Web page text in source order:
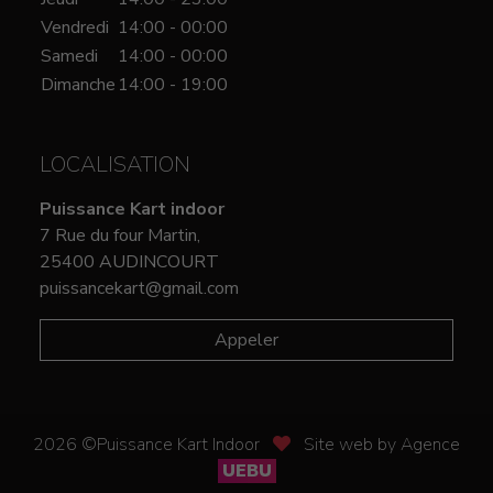
Vendredi 14:00 - 00:00
Samedi
14:00 - 00:00
Dimanche 14:00 - 19:00
LOCALISATION
Puissance Kart indoor
7 Rue du four Martin,
25400 AUDINCOURT
puissancekart@gmail.com
Appeler
2026 ©Puissance Kart Indoor
Site web by Agence
UEBU